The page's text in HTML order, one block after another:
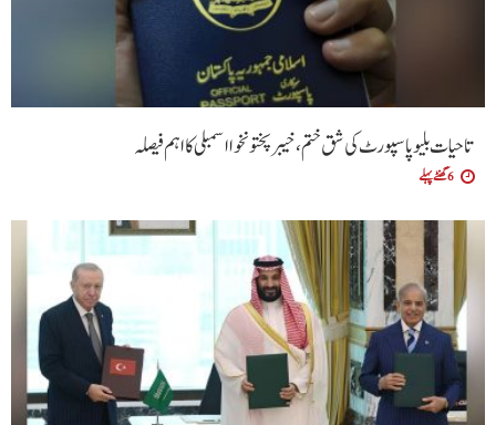
تاحیات بلیو پاسپورٹ کی شق ختم، خیبر پختونخوا اسمبلی کا اہم فیصلہ
6 گھنٹے پہلے